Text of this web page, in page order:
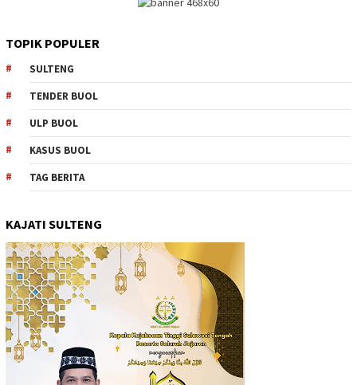
TOPIK POPULER
SULTENG
TENDER BUOL
ULP BUOL
KASUS BUOL
TAG BERITA
KAJATI SULTENG